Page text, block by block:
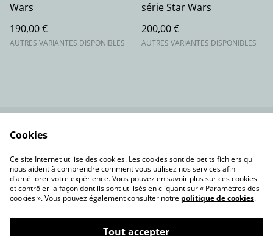
Wars
190,00 €
AUTRES VARIANTES DISPONIBLES
série Star Wars
200,00 €
AUTRES VARIANTES DISPONIBLES
Politique de
confidentialité
Politique de cookies
Cookies
Ce site Internet utilise des cookies. Les cookies sont de petits fichiers qui
nous aident à comprendre comment vous utilisez nos services afin
d'améliorer votre expérience. Vous pouvez en savoir plus sur ces cookies
et contrôler la façon dont ils sont utilisés en cliquant sur « Paramètres des
cookies ». Vous pouvez également consulter notre politique de cookies.
Tout accepter